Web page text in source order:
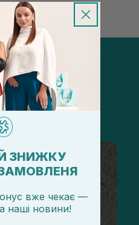
в Instagram
ЗНИЖКУ
вже чекає —
наші новини!